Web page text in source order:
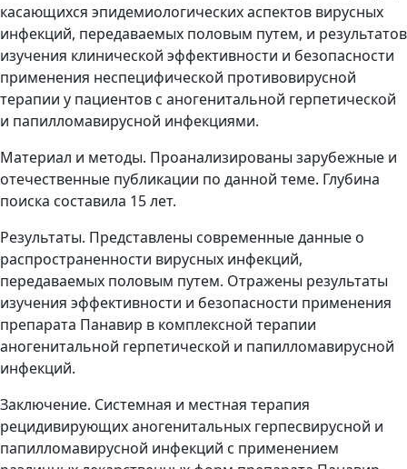
касающихся эпидемиологических аспектов вирусных
инфекций, передаваемых половым путем, и результатов
изучения клинической эффективности и безопасности
применения неспецифической противовирусной
терапии у пациентов с аногенитальной герпетической
и папилломавирусной инфекциями.
Материал и методы. Проанализированы зарубежные и
отечественные публикации по данной теме. Глубина
поиска составила 15 лет.
Результаты. Представлены современные данные о
распространенности вирусных инфекций,
передаваемых половым путем. Отражены результаты
изучения эффективности и безопасности применения
препарата Панавир в комплексной терапии
аногенитальной герпетической и папилломавирусной
инфекций.
Заключение. Системная и местная терапия
рецидивирующих аногенитальных герпесвирусной и
папилломавирусной инфекций с применением